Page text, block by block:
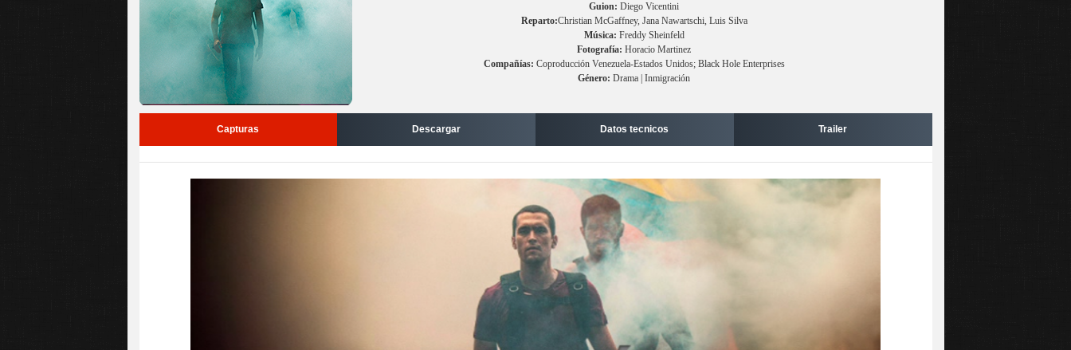
Guion: Diego Vicentini
Reparto:Christian McGaffney, Jana Nawartschi, Luis Silva
Música: Freddy Sheinfeld
Fotografía: Horacio Martinez
Compañías: Coproducción Venezuela-Estados Unidos; Black Hole Enterprises
Género: Drama | Inmigración
Capturas Descargar Datos tecnicos Trailer